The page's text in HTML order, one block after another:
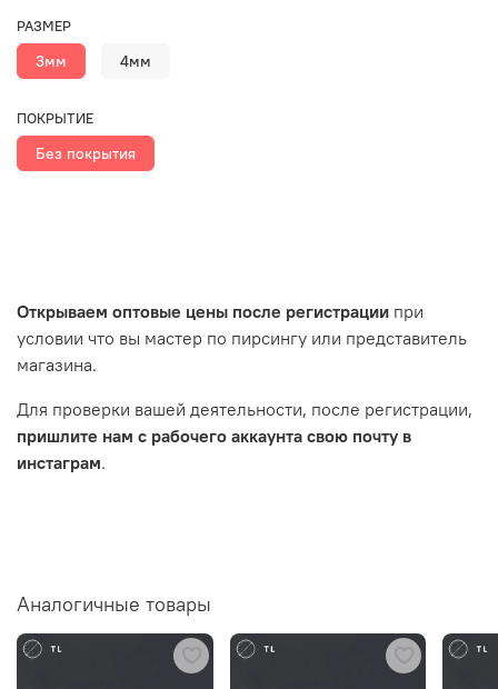
РАЗМЕР
3мм 4мм
ПОКРЫТИЕ
Без покрытия
Открываем оптовые цены после регистрации при
условии что вы мастер по пирсингу или представитель
магазина.
Для проверки вашей деятельности, после регистрации,
пришлите нам с рабочего аккаунта свою почту в
инстаграм.
Аналогичные товары